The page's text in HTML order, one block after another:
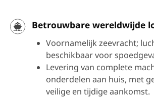
Betrouwbare wereldwijde
Voornamelijk zeevracht;
beschikbaar voor
Levering van complete
onderdelen aan huis, met
veilige en tijdige aankomst.